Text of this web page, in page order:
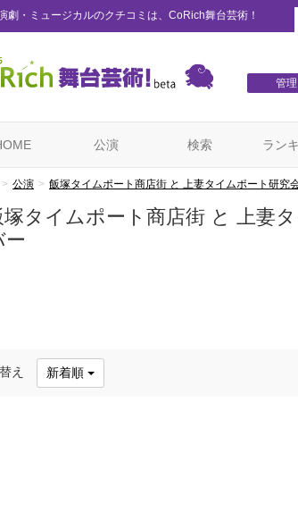
劇・ミュージカルのクチコミは、CoRich舞台芸術！
管
公演 検索 ラン
公演 飯塚タイムポート商店街 と 上妻タイムポート研究
塚タイムポート商店街 と 上妻
ー
え 新着順